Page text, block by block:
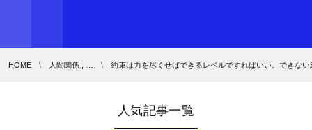
HOME 人間関係 , … 約束は力を尽くせばできるレベルですればいい。できな
人気記事一覧